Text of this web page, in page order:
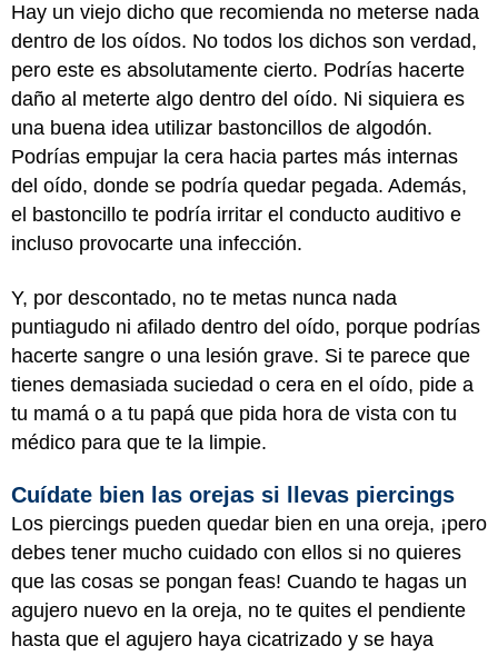
Hay un viejo dicho que recomienda no meterse nada
dentro de los oídos. No todos los dichos son verdad,
pero este es absolutamente cierto. Podrías hacerte
daño al meterte algo dentro del oído. Ni siquiera es
una buena idea utilizar bastoncillos de algodón.
Podrías empujar la cera hacia partes más internas
del oído, donde se podría quedar pegada. Además,
el bastoncillo te podría irritar el conducto auditivo e
incluso provocarte una infección.
Y, por descontado, no te metas nunca nada
puntiagudo ni afilado dentro del oído, porque podrías
hacerte sangre o una lesión grave. Si te parece que
tienes demasiada suciedad o cera en el oído, pide a
tu mamá o a tu papá que pida hora de vista con tu
médico para que te la limpie.
Cuídate bien las orejas si llevas piercings
Los piercings pueden quedar bien en una oreja, ¡pero
debes tener mucho cuidado con ellos si no quieres
que las cosas se pongan feas! Cuando te hagas un
agujero nuevo en la oreja, no te quites el pendiente
hasta que el agujero haya cicatrizado y se haya